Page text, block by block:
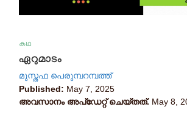
കഥ
ഏറുമാടം
മുസ്തഫ പെരുമ്പറമ്പത്ത്
Published: May 7, 2025
അവസാനം അപ്ഡേറ്റ് ചെയ്തത്. May 8,